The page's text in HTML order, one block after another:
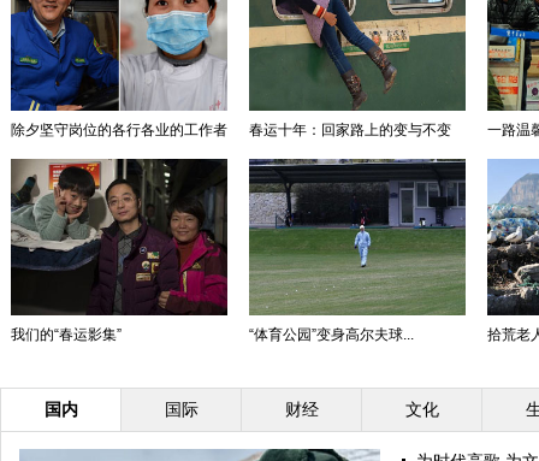
除夕坚守岗位的各行各业的工作者 春运十年：回家路上的变与不变 一路温
我们的“春运影集” “体育公园”变身高尔夫球... 拾荒老
国内 国际 财经 文化